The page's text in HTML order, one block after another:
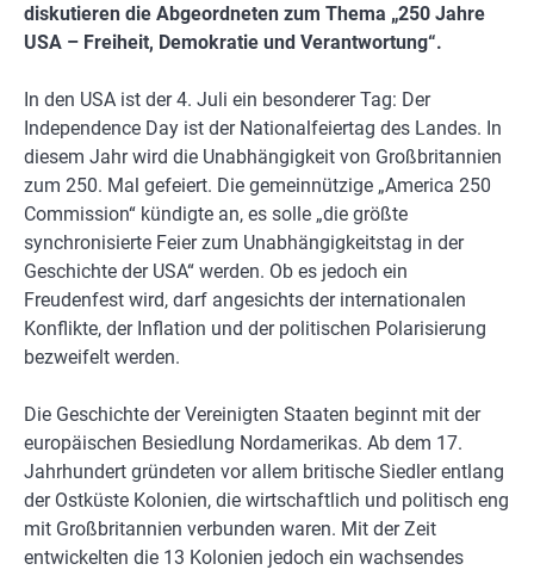
diskutieren die Abgeordneten zum Thema „250 Jahre
USA – Freiheit, Demokratie und Verantwortung“.
In den USA ist der 4. Juli ein besonderer Tag: Der
Independence Day ist der Nationalfeiertag des Landes. In
diesem Jahr wird die Unabhängigkeit von Großbritannien
zum 250. Mal gefeiert. Die gemeinnützige „America 250
Commission“ kündigte an, es solle „die größte
synchronisierte Feier zum Unabhängigkeitstag in der
Geschichte der USA“ werden. Ob es jedoch ein
Freudenfest wird, darf angesichts der internationalen
Konflikte, der Inflation und der politischen Polarisierung
bezweifelt werden.
Die Geschichte der Vereinigten Staaten beginnt mit der
europäischen Besiedlung Nordamerikas. Ab dem 17.
Jahrhundert gründeten vor allem britische Siedler entlang
der Ostküste Kolonien, die wirtschaftlich und politisch eng
mit Großbritannien verbunden waren. Mit der Zeit
entwickelten die 13 Kolonien jedoch ein wachsendes